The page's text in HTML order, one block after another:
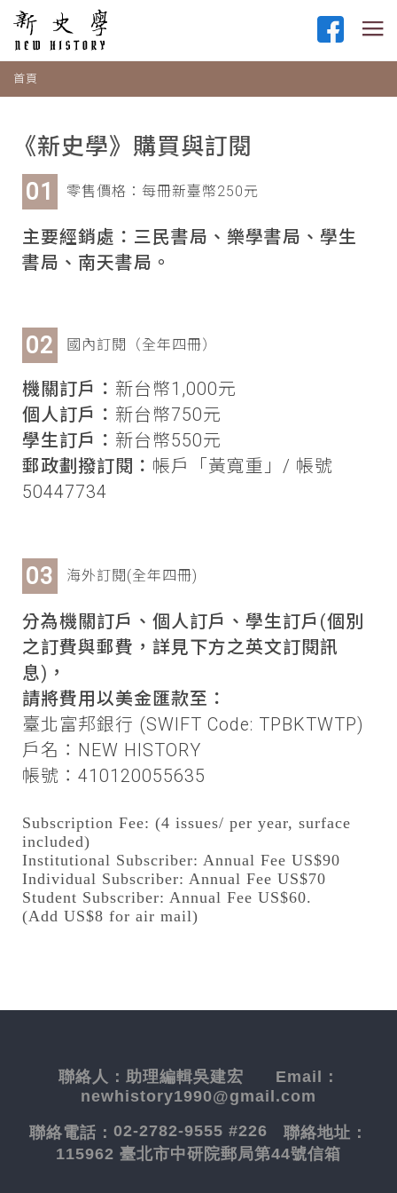
首頁
《新史學》購買與訂閱
零售價格：每冊新臺幣250元
主要經銷處：三民書局、樂學書局、學生
書局、南天書局。
國內訂閱（全年四冊）
機關訂戶： 新台幣1,000元
個人訂戶： 新台幣750元
學生訂戶： 新台幣550元
郵政劃撥訂閱： 帳戶「黃寬重」/ 帳號
50447734
海外訂閱(全年四冊)
分為機關訂戶、個人訂戶、學生訂戶(個別
之訂費與郵費，詳見下方之英文訂閱訊
息)，
請將費用以美金匯款至：
臺北富邦銀行 (SWIFT Code: TPBKTWTP)
戶名：NEW HISTORY
帳號：410120055635
Subscription Fee: (4 issues/ per year, surface
included)
Institutional Subscriber: Annual Fee US$90
Individual Subscriber: Annual Fee US$70
Student Subscriber: Annual Fee US$60.
(Add US$8 for air mail)
聯絡人： 助理編輯吳建宏 Email：
newhistory1990@gmail.com
聯絡電話： 02-2782-9555 #226 聯絡地址：
115962 臺北市中研院郵局第44號信箱